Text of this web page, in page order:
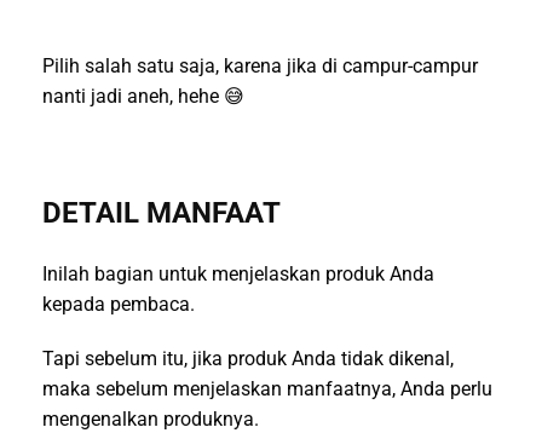
Pilih salah satu saja, karena jika di campur-campur
nanti jadi aneh, hehe 😅
DETAIL MANFAAT
Inilah bagian untuk menjelaskan produk Anda
kepada pembaca.
Tapi sebelum itu, jika produk Anda tidak dikenal,
maka sebelum menjelaskan manfaatnya, Anda perlu
mengenalkan produknya.